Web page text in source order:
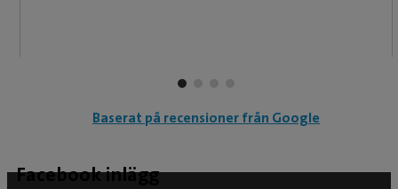
Baserat på recensioner från Google
Facebook inlägg